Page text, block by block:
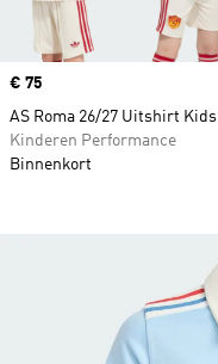
Price
€ 75
AS Roma 26/27 Uitshirt Kids
Kinderen Performance
Binnenkort